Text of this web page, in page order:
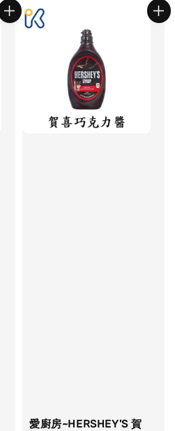
愛廚房~HERSHEY'S 賀